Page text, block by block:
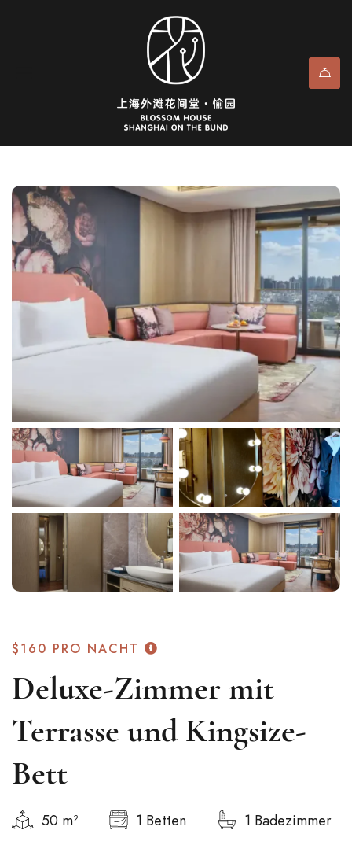
$160 PRO NACHT
Deluxe-Zimmer mit
Terrasse und Kingsize-
Bett
50 m² 1 Betten 1 Badezimmer